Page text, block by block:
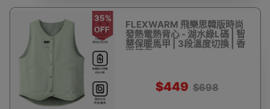
35%
OFF
FLEXWARM 飛樂思韓版時尚
發熱電熱背心 - 湖水綠L碼 | 智
慧保暖馬甲 | 3段溫度切換 | 香
港行貨
$449 $698